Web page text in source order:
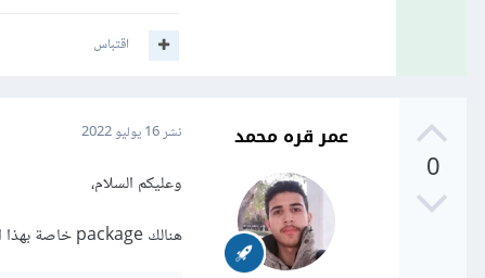
اقتباس
0
عمر قره محمد نشر16 يوليو 2022
وعليكم السلام،
هنالك package خاصة بهذا الأمر تسمى youtube-dl